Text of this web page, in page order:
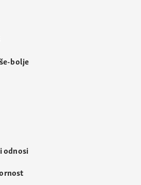
bolje
odnosi